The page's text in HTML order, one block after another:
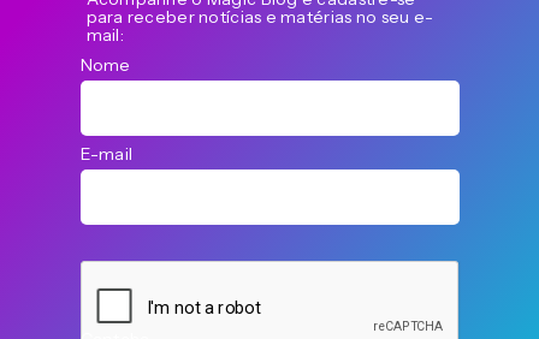
para receber notícias e matérias no seu e-
mail:
Nome
E-mail